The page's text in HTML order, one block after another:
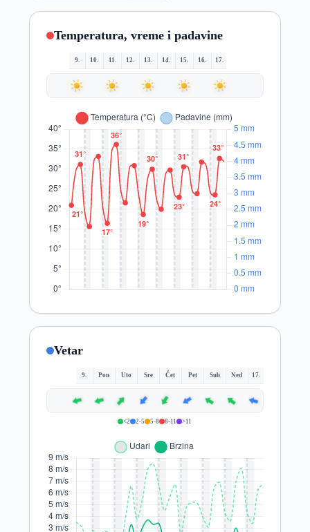
Temperatura, vreme i padavine
9. 10. 11. 12. 13. 14. 15. 16. 17.
Vetar
9. Pon Uto Sre Čet Pet Sub Ned 17.